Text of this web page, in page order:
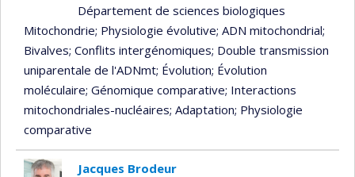
professeur
recrute
Département de sciences biologiques
Mitochondrie; Physiologie évolutive; ADN mitochondrial;
Bivalves; Conflits intergénomiques; Double transmission
uniparentale de l'ADNmt; Évolution; Évolution
moléculaire; Génomique comparative; Interactions
mitochondriales-nucléaires; Adaptation; Physiologie
comparative
Jacques Brodeur